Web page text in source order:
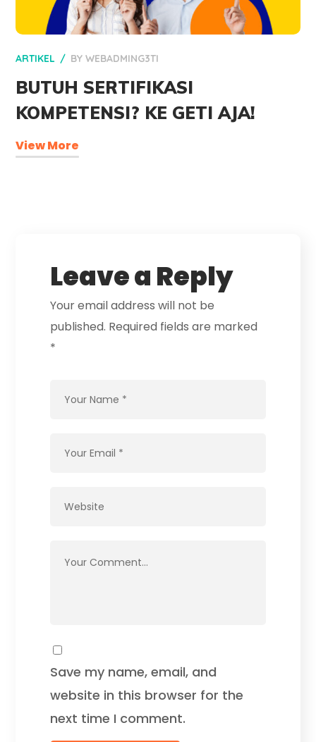
ARTIKEL BYWEBADMING3TI
BUTUH SERTIFIKASI
KOMPETENSI? KE GETI AJA!
View More
Leave a Reply
Your email address will not be
published. Required fields are marked
*
Save my name, email, and
website in this browser for the
next time I comment.